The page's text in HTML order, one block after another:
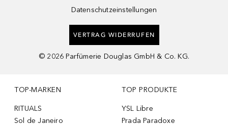
Datenschutzeinstellungen
VERTRAG WIDERRUFEN
© 2026 Parfümerie Douglas GmbH & Co. KG.
TOP-MARKEN
RITUALS
Sol de Janeiro
TOP PRODUKTE
YSL Libre
Prada Paradoxe